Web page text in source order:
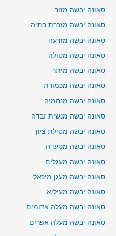
סאונה יבשה מזור
סאונה יבשה מזכרת בתיה
סאונה יבשה מזרעה
סאונה יבשה מטולה
סאונה יבשה מיתר
סאונה יבשה מכמורת
סאונה יבשה מנחמיה
סאונה יבשה מנשית זבדה
סאונה יבשה מסילת ציון
סאונה יבשה מסעדה
סאונה יבשה מעגלים
סאונה יבשה מעגן מיכאל
סאונה יבשה מעיליא
סאונה יבשה מעלה אדומים
סאונה יבשה מעלה אפרים